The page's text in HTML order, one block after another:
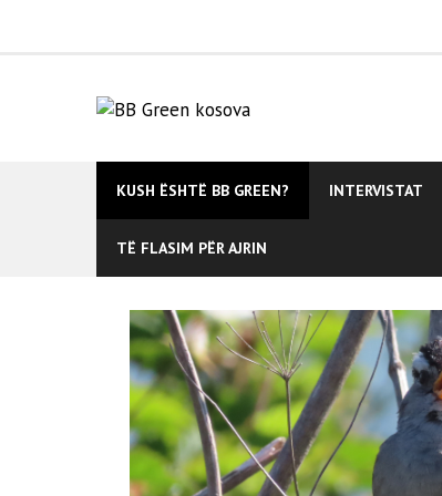
KUSH ËSHTË BB GREEN? INTERVISTAT
TË FLASIM PËR AJRIN